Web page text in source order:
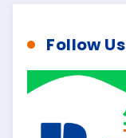
Follow Us